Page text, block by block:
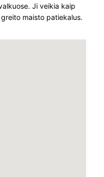
Ji veikia kaip
maisto patiekalus.